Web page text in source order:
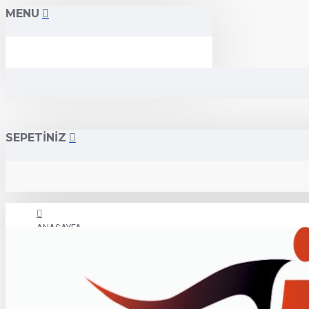
MENU
SEPETİNİZ
ANASAYFA